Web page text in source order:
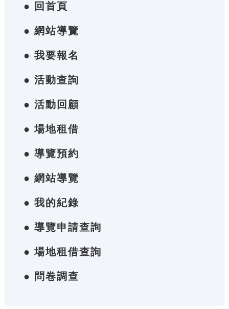
● 回首頁
● 網站導覽
● 我要報名
● 活動查詢
● 活動回顧
● 場地租借
● 導覽預約
● 網站導覽
● 我的紀錄
● 導覽申請查詢
● 場地租借查詢
● 問卷調查